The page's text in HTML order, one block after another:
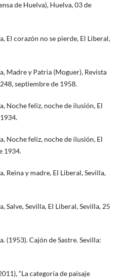
de Huelva), Huelva, 03 de
El corazón no se pierde, El Liberal,
Madre y Patria (Moguer), Revista
septiembre de 1958.
Noche feliz, noche de ilusión, El
Noche feliz, noche de ilusión, El
1934.
Reina y madre, El Liberal, Sevilla,
Salve, Sevilla, El Liberal, Sevilla, 25
(1953). Cajón de Sastre. Sevilla:
“La categoría de paisaje